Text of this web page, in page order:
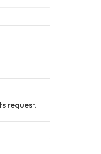
request.